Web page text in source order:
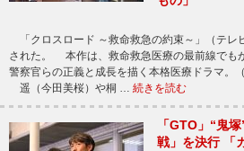
「クロスロード ～救命救急の約束～」（テレ
された。 本作は、救命救急医療の最前線でも
警察官らの正義と成長を描く本格医療ドラマ。
遥（今田美桜）や桐 … 続きを読む
「GTO」“鬼
戦」を決行 「